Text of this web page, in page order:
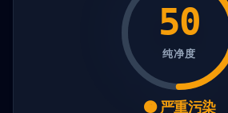
50
纯净度
🟠 严重污染